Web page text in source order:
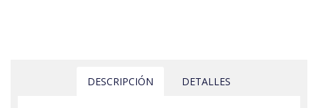
DESCRIPCIÓN DETALLES